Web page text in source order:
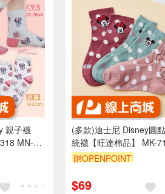
親子襪
MN-
(多款)迪士尼 Disney圓
統襪【旺達棉品】 MK-
723
贈OPENPOINT
$69